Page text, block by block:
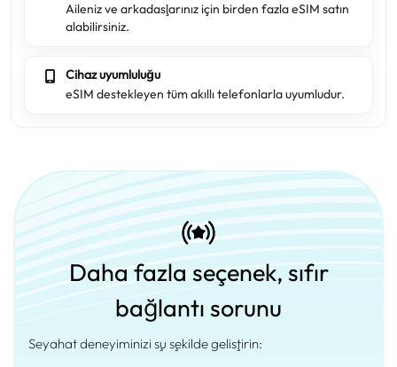
Aileniz ve arkadaşlarınız için birden fazla eSIM satın
alabilirsiniz.
Cihaz uyumluluğu
eSIM destekleyen tüm akıllı telefonlarla uyumludur.
Daha fazla seçenek, sıfır
bağlantı sorunu
Seyahat deneyiminizi şu şekilde geliştirin: